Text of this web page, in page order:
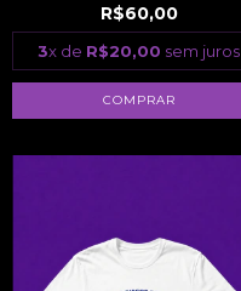
R$60,00
3x de R$20,00 sem juros
COMPRAR